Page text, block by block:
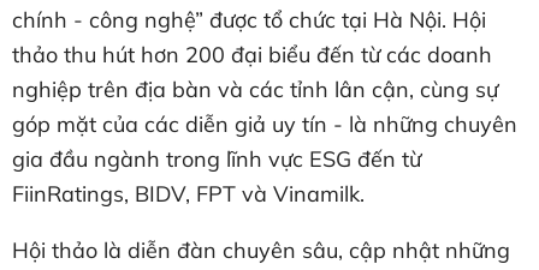
chính - công nghệ” được tổ chức tại Hà Nội. Hội
thảo thu hút hơn 200 đại biểu đến từ các doanh
nghiệp trên địa bàn và các tỉnh lân cận, cùng sự
góp mặt của các diễn giả uy tín - là những chuyên
gia đầu ngành trong lĩnh vực ESG đến từ
FiinRatings, BIDV, FPT và Vinamilk.
Hội thảo là diễn đàn chuyên sâu, cập nhật những